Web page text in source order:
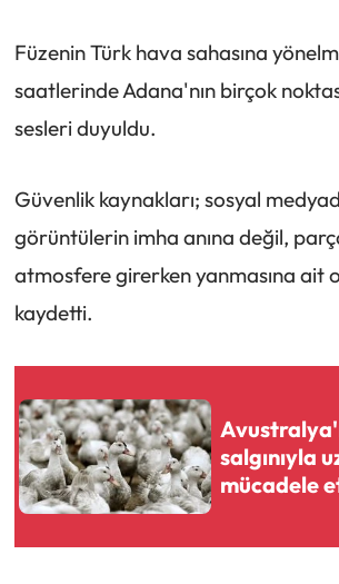
Füzenin Türk hava sahasına
saatlerinde Adana'nın birçok
sesleri duyuldu.
Güvenlik kaynakları; sosyal
görüntülerin imha anına değil,
atmosfere girerken yanmasına ait
kaydetti.
salgınıyla
mücadele